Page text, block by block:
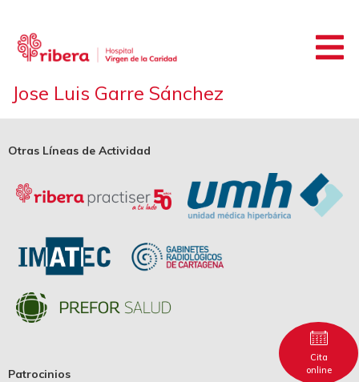
Jose Luis Garre Sánchez
Otras Líneas de Actividad
Patrocinios
Cita
online